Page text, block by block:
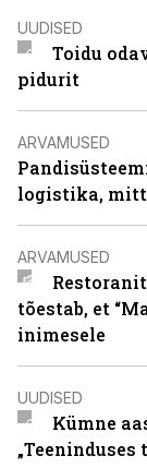
UUDISED
Toidu
pidurit
ARVAMUSED
logistika,
ARVAMUSED
tõestab, et
inimesele
UUDISED
Kümne